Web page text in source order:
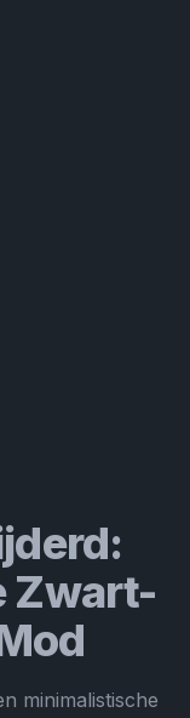
Zwart-
minimalistische